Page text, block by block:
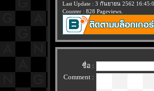
Last Update : 3 กันยายน 2562
Counter : 828 Pageviews.
ชื่อ :
Comment :